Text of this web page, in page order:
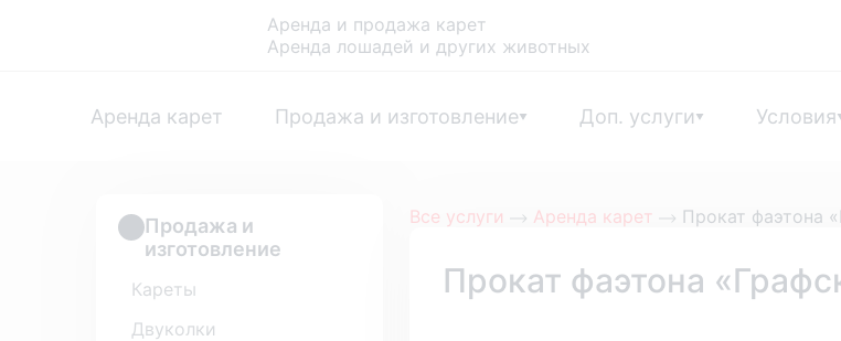
Аренда и продажа карет
Аренда лошадей и других животных
Аренда карет Продажа и изготовление Доп. услуги Условия
Продажа и
изготовление
Кареты
Двуколки
Все услуги Аренда карет Прокат фаэтона
Прокат фаэтона